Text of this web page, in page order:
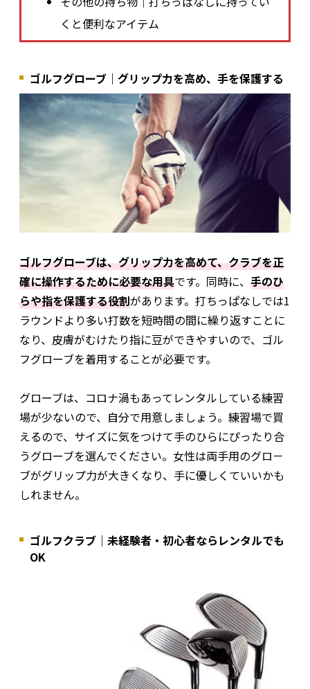
くと便利なアイテム
ゴルフグローブ｜グリップ力を高め、手を保護する
ゴルフグローブは、グリップ力を高めて、クラブを正
確に操作するために必要な用具です。同時に、 手のひ
らや指を保護する役割があります。打ちっぱなしでは1
ラウンドより多い打数を短時間の間に繰り返すことに
なり、皮膚がむけたり指に豆ができやすいので、ゴル
フグローブを着用することが必要です。
グローブは、コロナ渦もあってレンタルしている練習
場が少ないので、自分で用意しましょう。練習場で買
えるので、サイズに気をつけて手のひらにぴったり合
うグローブを選んでください。女性は両手用のグロ－
ブがグリップ力が大きくなり、手に優しくていいかも
しれません。
ゴルフクラブ｜未経験者・初心者ならレンタルでも
OK